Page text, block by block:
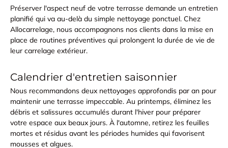
Préserver l'aspect neuf de votre terrasse demande un entretien
planifié qui va au-delà du simple nettoyage ponctuel. Chez
Allocarrelage, nous accompagnons nos clients dans la mise en
place de routines préventives qui prolongent la durée de vie de
leur carrelage extérieur.
Calendrier d'entretien saisonnier
Nous recommandons deux nettoyages approfondis par an pour
maintenir une terrasse impeccable. Au printemps, éliminez les
débris et salissures accumulés durant l'hiver pour préparer
votre espace aux beaux jours. À l'automne, retirez les feuilles
mortes et résidus avant les périodes humides qui favorisent
mousses et algues.